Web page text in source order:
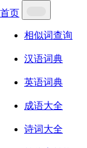
首页
相似词查询
汉语词典
英语词典
成语大全
诗词大全